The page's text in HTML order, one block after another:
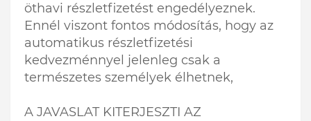
öthavi részletfizetést engedélyeznek.
Ennél viszont fontos módosítás, hogy az
automatikus részletfizetési
kedvezménnyel jelenleg csak a
természetes személyek élhetnek,
A JAVASLAT KITERJESZTI AZ